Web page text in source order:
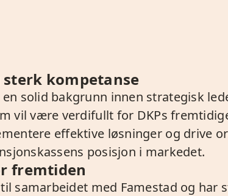
kompetanse
solid bakgrunn innen strategisk
vil være verdifullt for DKPs
effektive løsninger og drive
posisjon i markedet.
fremtiden
samarbeidet med Famestad og har